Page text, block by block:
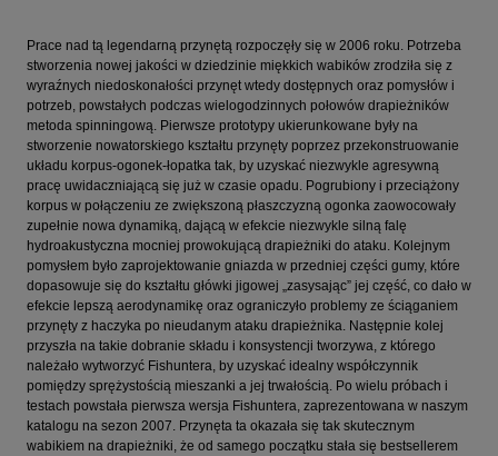
Prace nad tą legendarną przynętą rozpoczęły się w 2006 roku. Potrzeba
stworzenia nowej jakości w dziedzinie miękkich wabików zrodziła się z
wyraźnych niedoskonałości przynęt wtedy dostępnych oraz pomysłów i
potrzeb, powstałych podczas wielogodzinnych połowów drapieżników
metoda spinningową. Pierwsze prototypy ukierunkowane były na
stworzenie nowatorskiego kształtu przynęty poprzez przekonstruowanie
układu korpus-ogonek-łopatka tak, by uzyskać niezwykle agresywną
pracę uwidaczniającą się już w czasie opadu. Pogrubiony i przeciążony
korpus w połączeniu ze zwiększoną płaszczyzną ogonka zaowocowały
zupełnie nowa dynamiką, dającą w efekcie niezwykle silną falę
hydroakustyczna mocniej prowokującą drapieżniki do ataku. Kolejnym
pomysłem było zaprojektowanie gniazda w przedniej części gumy, które
dopasowuje się do kształtu główki jigowej „zasysając” jej część, co dało w
efekcie lepszą aerodynamikę oraz ograniczyło problemy ze ściąganiem
przynęty z haczyka po nieudanym ataku drapieżnika. Następnie kolej
przyszła na takie dobranie składu i konsystencji tworzywa, z którego
należało wytworzyć Fishuntera, by uzyskać idealny współczynnik
pomiędzy sprężystością mieszanki a jej trwałością. Po wielu próbach i
testach powstała pierwsza wersja Fishuntera, zaprezentowana w naszym
katalogu na sezon 2007. Przynęta ta okazała się tak skutecznym
wabikiem na drapieżniki, że od samego początku stała się bestsellerem